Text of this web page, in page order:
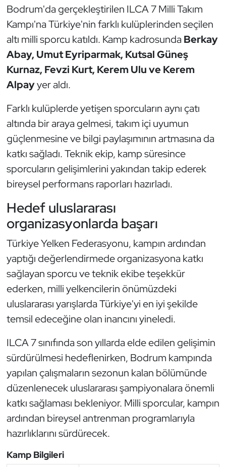
Bodrum'da gerçekleştirilen ILCA 7 Milli Takım
Kampı'na Türkiye'nin farklı kulüplerinden seçilen
altı milli sporcu katıldı. Kamp kadrosunda Berkay
Abay, Umut Eyriparmak, Kutsal Güneş
Kurnaz, Fevzi Kurt, Kerem Ulu ve Kerem
Alpayyer aldı.
Farklı kulüplerde yetişen sporcuların aynı çatı
altında bir araya gelmesi, takım içi uyumun
güçlenmesine ve bilgi paylaşımının artmasına da
katkı sağladı. Teknik ekip, kamp süresince
sporcuların gelişimlerini yakından takip ederek
bireysel performans raporları hazırladı.
Hedef uluslararası
organizasyonlarda başarı
Türkiye Yelken Federasyonu, kampın ardından
yaptığı değerlendirmede organizasyona katkı
sağlayan sporcu ve teknik ekibe teşekkür
ederken, milli yelkencilerin önümüzdeki
uluslararası yarışlarda Türkiye'yi en iyi şekilde
temsil edeceğine olan inancını yineledi.
ILCA 7 sınıfında son yıllarda elde edilen gelişimin
sürdürülmesi hedeflenirken, Bodrum kampında
yapılan çalışmaların sezonun kalan bölümünde
düzenlenecek uluslararası şampiyonalara önemli
katkı sağlaması bekleniyor. Milli sporcular, kampın
ardından bireysel antrenman programlarıyla
hazırlıklarını sürdürecek.
Kamp Bilgileri
Optimist
Oryantiring
Özel Sporcular
Paralimpik
Ragbi
Satranç
Su Topu
Sualtı Sporları
Tekvando
Triatlon
Voleybol
Vücut Geliştirme Fitness
Wushu Kungfu
Yelken
Yüzme